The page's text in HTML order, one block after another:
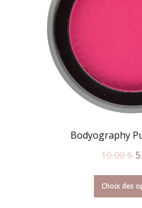
Bodyography
10.00$
Choix des